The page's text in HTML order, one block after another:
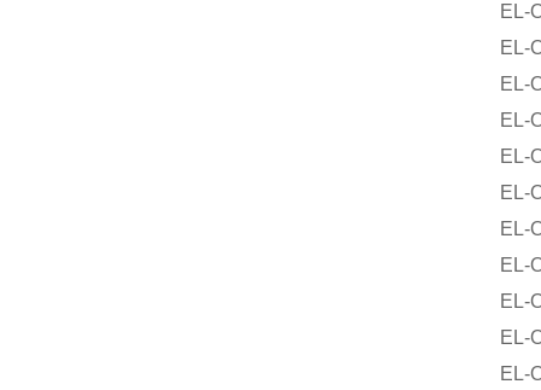
EL-O-
EL-O-
EL-O-
EL-O-
EL-O-
EL-O-
EL-O-
EL-O-
EL-O-
EL-O-
EL-O-